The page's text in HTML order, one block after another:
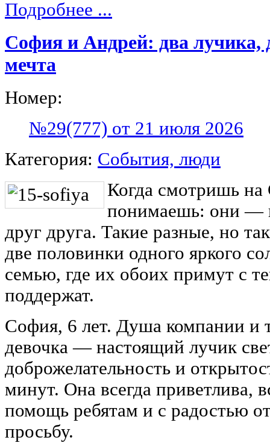
Подробнее ...
София и Андрей: два лучика,
мечта
Номер:
№29(777) от 21 июля 2026
Категория: События, люди
Когда смотришь
понимаешь: они —
друг друга. Такие разные, но
две половинки одного яркого
семью, где их обоих примут с
поддержат.
София, 6 лет. Душа компании и
девочка — настоящий лучик
доброжелательность и
минут. Она всегда приветлива,
помощь ребятам и с радостью
просьбу.